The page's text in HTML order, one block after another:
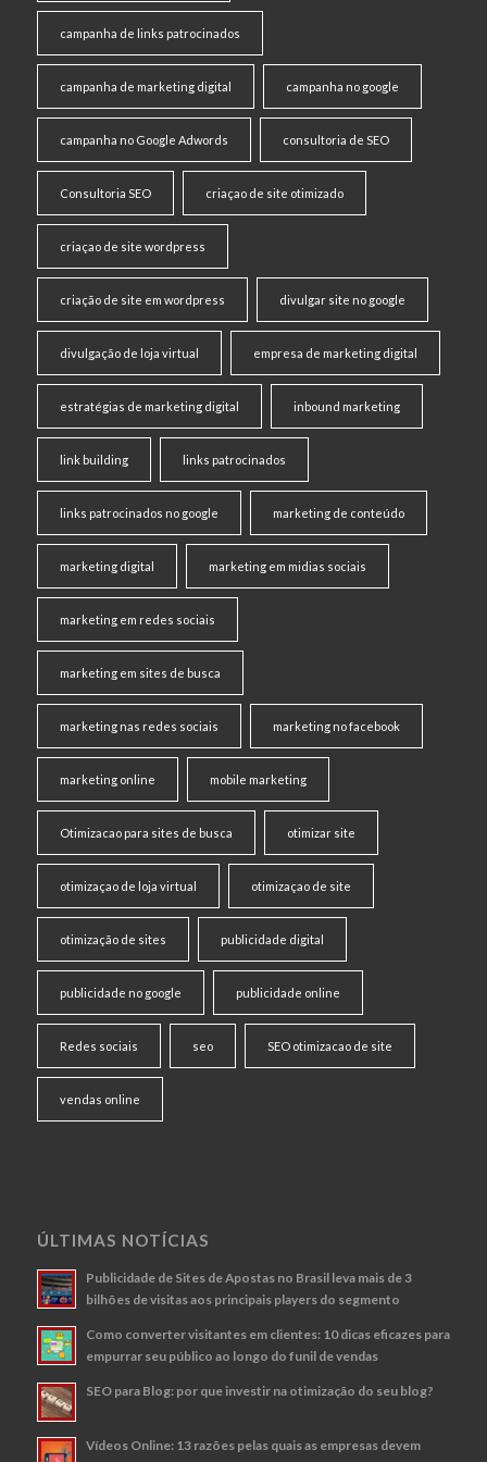
campanha de links patrocinados
campanha de marketing digital campanha no google
campanha no Google Adwords consultoria de SEO
Consultoria SEO criaçao de site otimizado
criaçao de site wordpress
criação de site em wordpress divulgar site no google
divulgação de loja virtual empresa de marketing digital
estratégias de marketing digital inbound marketing
link building links patrocinados
links patrocinados no google marketing de conteúdo
marketing digital marketing em midias sociais
marketing em redes sociais
marketing em sites de busca
marketing nas redes sociais marketing no facebook
marketing online mobile marketing
Otimizacao para sites de busca otimizar site
otimizaçao de loja virtual otimizaçao de site
otimização de sites publicidade digital
publicidade no google publicidade online
Redes sociais seo SEO otimizacao de site
vendas online
ÚLTIMAS NOTÍCIAS
Publicidade de Sites de Apostas no Brasil leva mais de 3
bilhões de visitas aos principais players do segmento
Como converter visitantes em clientes: 10 dicas eficazes para
empurrar seu público ao longo do funil de vendas
SEO para Blog: por que investir na otimização do seu blog?
Vídeos Online: 13 razões pelas quais as empresas devem